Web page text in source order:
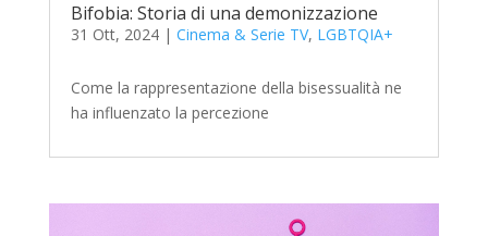
Bifobia: Storia di una demonizzazione
31 Ott, 2024| Cinema & Serie TV, LGBTQIA+
Come la rappresentazione della bisessualità ne
ha influenzato la percezione